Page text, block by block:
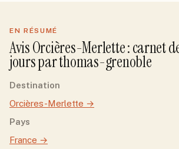
EN RÉSUMÉ
AvisOrcières-Merlette: carnet
joursparthomas-grenoble
Destination
Orcières-Merlette →
Pays
France →